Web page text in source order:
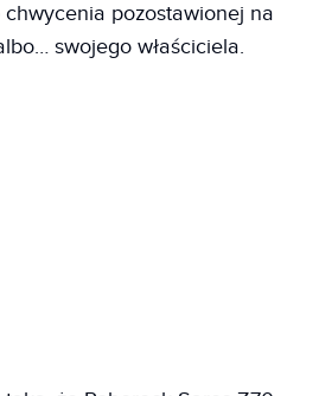
pozostawionej na
swojego właściciela.